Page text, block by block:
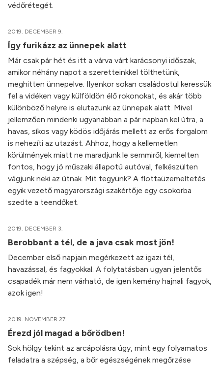
védőrétegét.
2019. DECEMBER 9.
Így furikázz az ünnepek alatt
Már csak pár hét és itt a várva várt karácsonyi időszak,
amikor néhány napot a szeretteinkkel tölthetünk,
meghitten ünnepelve. Ilyenkor sokan családostul keressük
fel a vidéken vagy külföldön élő rokonokat, és akár több
különböző helyre is elutazunk az ünnepek alatt. Mivel
jellemzően mindenki ugyanabban a pár napban kel útra, a
havas, síkos vagy ködös időjárás mellett az erős forgalom
is nehezíti az utazást. Ahhoz, hogy a kellemetlen
körülmények miatt ne maradjunk le semmiről, kiemelten
fontos, hogy jó műszaki állapotú autóval, felkészülten
vágjunk neki az útnak. Mit tegyünk? A flottaüzemeltetés
egyik vezető magyarországi szakértője egy csokorba
szedte a teendőket.
2019. DECEMBER 3.
Berobbant a tél, de a java csak most jön!
December első napjain megérkezett az igazi tél,
havazással, és fagyokkal. A folytatásban ugyan jelentős
csapadék már nem várható, de igen kemény hajnali fagyok,
azok igen!
2019. NOVEMBER 27.
Érezd jól magad a bőrödben!
Sok hölgy tekint az arcápolásra úgy, mint egy folyamatos
feladatra a szépség, a bőr egészségének megőrzése